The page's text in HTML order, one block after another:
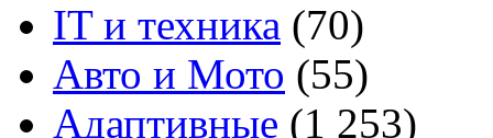
IT и техника (70)
Авто и Мото (55)
Адаптивные (1 253)